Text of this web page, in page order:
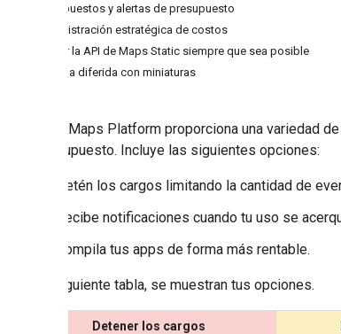
Presupuestos y alertas de presupuesto
Administración estratégica de costos
Usar la API de Maps Static siempre que sea posible
Carga diferida con miniaturas
Google Maps Platform proporciona una variedad
tu presupuesto. Incluye las siguientes opciones:
Detén los cargos limitando la cantidad de
Recibe notificaciones cuando tu uso se
Compila tus apps de forma más rentable.
En la siguiente tabla, se muestran tus opciones.
Detener los cargos